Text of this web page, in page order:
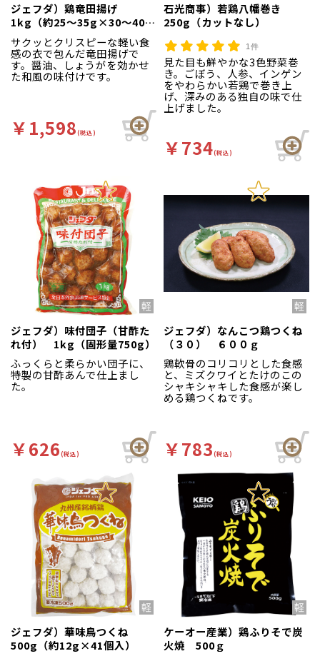
ジェフダ）鶏竜田揚げ
1kg（約25～35g×30～40個
入）
サクッとクリスピーな軽い食
感の衣で包んだ竜田揚げで
す。醤油、しょうがを効かせ
た和風の味付けです。
￥1,598(税込)
石光商事）若鶏八幡巻き
250g（カットなし）
1件
見た目も鮮やかな3色野菜巻
き。ごぼう、人参、インゲン
をやわらかい若鶏で巻き上
げ、深みのある独自の味で仕
上げました。
￥734(税込)
ジェフダ）味付団子（甘酢た
れ付） 1kg（固形量750g）
ふっくらと柔らかい団子に、
特製の甘酢あんで仕上まし
た。
￥626(税込)
ジェフダ）なんこつ鶏つくね
（３０） ６００ｇ
鶏軟骨のコリコリとした食感
と、ミズクワイとたけのこの
シャキシャキした食感が楽し
める鶏つくねです。
￥783(税込)
ジェフダ）華味鳥つくね
500g（約12g×41個入）
ケーオー産業）鶏ふりそで炭
火焼 500ｇ